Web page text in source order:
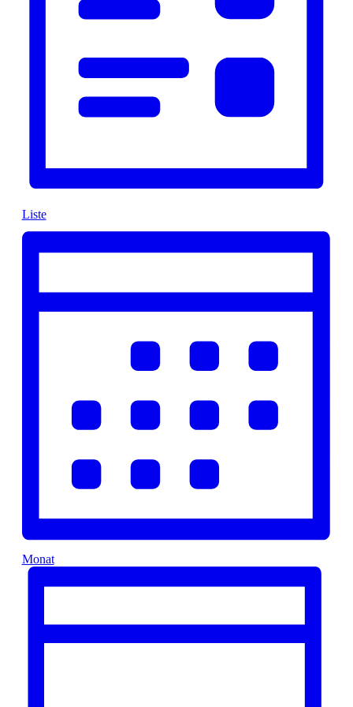
Liste
Monat